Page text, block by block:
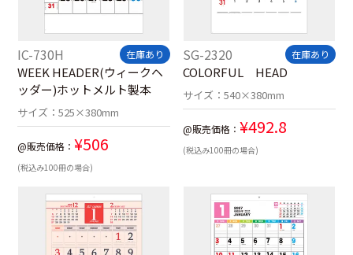
IC-730H 在庫あり
WEEK HEADER(ウィークヘ
ッダー)ホットメルト製本
サイズ：525×380mm
@販売価格： ¥506
(税込み100冊の場合)
SG-2320 在庫あり
COLORFUL HEAD
サイズ： 540×380mm
@販売価格： ¥492.8
(税込み100冊の場合)